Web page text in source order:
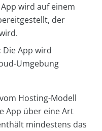
App wird auf einem
der
Die App wird
Umgebung
Hosting-Modell
App über eine Art
mindestens das